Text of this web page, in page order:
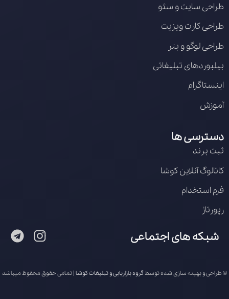
طراحی سایت و سئو
طراحی کارت ویزیت
طراحی لوگو و بنر
بیلبوردهای تبلیغاتی
اینستاگرام
آموزش
دسترسی ها
ثبت برند
کاتالوگ آنلاین کوشا
فرم استخدام
رپورتاژ
شبکه های اجتماعی
© طراحی و بهینه سازی شده توسطگروه بازاریابی و تبلیغات کوشا| تمامی حقوق محفوظ میباشد